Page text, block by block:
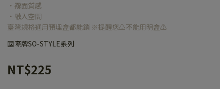
‧霧面質感
‧融入空間
臺灣規格通用預埋盒都能鎖 ※提醒您⚠️不能用明盒⚠️
國際牌SO-STYLE系列
NT$225